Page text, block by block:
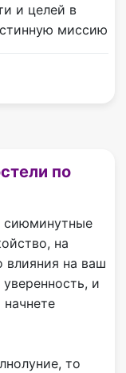
и целей в
миссию
по
сиюминутные
на
влияния на ваш
и
то